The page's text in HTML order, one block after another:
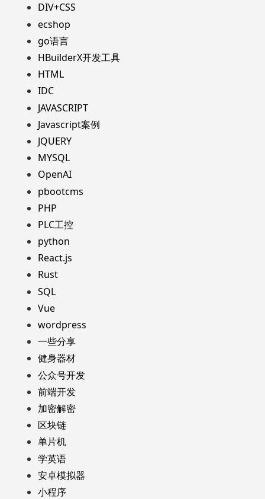
DIV+CSS
ecshop
go语言
HBuilderX开发工具
HTML
IDC
JAVASCRIPT
Javascript案例
JQUERY
MYSQL
OpenAI
pbootcms
PHP
PLC工控
python
React.js
Rust
SQL
Vue
wordpress
一些分享
健身器材
公众号开发
前端开发
加密解密
区块链
单片机
学英语
安卓模拟器
小程序